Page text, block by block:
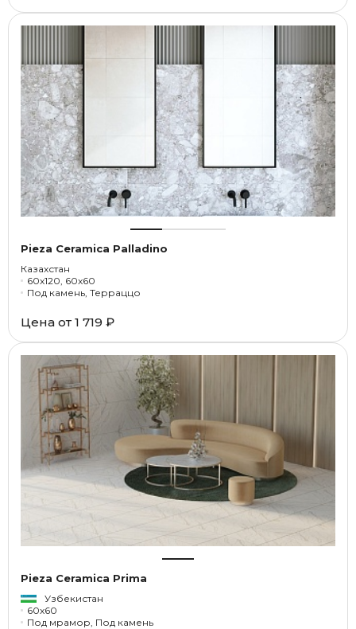
Pieza Ceramica Palladino
Казахстан
60x120, 60x60
Под камень, Терраццо
Цена от 1 719 ₽
Pieza Ceramica Prima
Узбекистан
60x60
Под мрамор, Под камень